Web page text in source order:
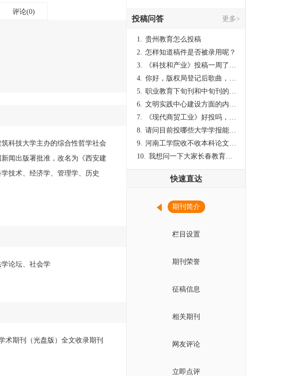
评论(0)
科技大学主办的综合性哲学社会
闻出版署批准，改名为《西安建
技术、经济学、管理学、历史
论坛、社会学
术期刊（光盘版）全文收录期刊
投稿问答 更多>
1. 贵州教育怎么投稿
2. 怎样知道稿件是否被录用呢？
3.
《科技和产业》投稿一周了仍是“已发回执”状态，这是什么意思？什么时候外审？
4. 你好，版权局登记后歌曲，这里能否发表
5. 职业教育下旬刊和中旬刊的国内刊号一样，他们有什么区别，两本刊物都是真的吗？
6. 文明实践中心建设方面的内容适合那种期刊
7.
《现代商贸工业》好投吗，版面费多少？
8. 请问目前投哪些大学学报能较快出刊啊
9. 河南工学院收不收本科论文呀？
10. 我想问一下大家长春教育学院学报是本科学报吗？
快速直达
期刊简介
栏目设置
期刊荣誉
征稿信息
相关期刊
网友评论
立即点评